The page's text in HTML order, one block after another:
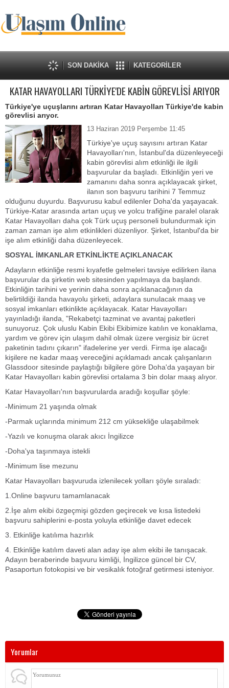
SON DAKİKA KATEGORİLER
KATAR HAVAYOLLARI TÜRKİYE'DE KABİN GÖREVLİSİ ARIYOR
Türkiye'ye uçuşlarını artıran Katar Havayolları Türkiye'de kabin
görevlisi arıyor.
13 Haziran 2019 Perşembe 11:45
Türkiye'ye uçuş sayısını artıran Katar
Havayolları'nın, İstanbul'da düzenleyeceği
kabin görevlisi alım etkinliği ile ilgili
başvurular da başladı. Etkinliğin yeri ve
zamanını daha sonra açıklayacak şirket,
ilanın son başvuru tarihini 7 Temmuz
olduğunu duyurdu. Başvurusu kabul edilenler Doha'da yaşayacak.
Türkiye-Katar arasında artan uçuş ve yolcu trafiğine paralel olarak
Katar Havayolları daha çok Türk uçuş personeli bulundurmak için
zaman zaman işe alım etkinlikleri düzenliyor. Şirket, İstanbul'da bir
işe alım etkinliği daha düzenleyecek.
SOSYAL İMKANLAR ETKİNLİKTE AÇIKLANACAK
Adayların etkinliğe resmi kıyafetle gelmeleri tavsiye edilirken ilana
başvurular da şirketin web sitesinden yapılmaya da başlandı.
Etkinliğin tarihini ve yerinin daha sonra açıklanacağının da
belirtildiği ilanda havayolu şirketi, adaylara sunulacak maaş ve
sosyal imkanları etkinlikte açıklayacak. Katar Havayolları
yayınladığı ilanda, "Rekabetçi tazminat ve avantaj paketleri
sunuyoruz. Çok uluslu Kabin Ekibi Ekibimize katılın ve konaklama,
yardım ve görev için ulaşım dahil olmak üzere vergisiz bir ücret
paketinin tadını çıkarın" ifadelerine yer verdi. Firma işe alacağı
kişilere ne kadar maaş vereceğini açıklamadı ancak çalışanların
Glassdoor sitesinde paylaştığı bilgilere göre Doha'da yaşayan bir
Katar Havayolları kabin görevlisi ortalama 3 bin dolar maaş alıyor.
Katar Havayolları'nın başvurularda aradığı koşullar şöyle:
-Minimum 21 yaşında olmak
-Parmak uçlarında minimum 212 cm yüksekliğe ulaşabilmek
-Yazılı ve konuşma olarak akıcı İngilizce
-Doha'ya taşınmaya istekli
-Minimum lise mezunu
Katar Havayolları başvuruda izlenilecek yolları şöyle sıraladı:
1.Online başvuru tamamlanacak
2.İşe alım ekibi özgeçmişi gözden geçirecek ve kısa listedeki
başvuru sahiplerini e-posta yoluyla etkinliğe davet edecek
3. Etkinliğe katılıma hazırlık
4. Etkinliğe katılım daveti alan aday işe alım ekibi ile tanışacak.
Adayın beraberinde başvuru kimliği, İngilizce güncel bir CV,
Pasaportun fotokopisi ve bir vesikalık fotoğraf getirmesi isteniyor.
Yorumlar